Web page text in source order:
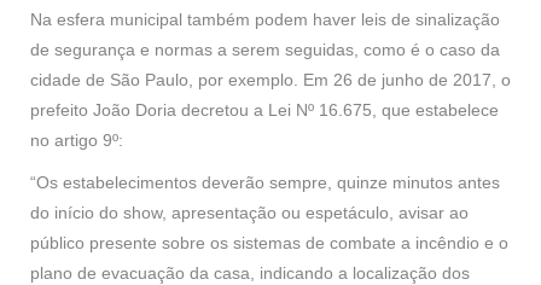
Na esfera municipal também podem haver leis de sinalização
de segurança e normas a serem seguidas, como é o caso da
cidade de São Paulo, por exemplo. Em 26 de junho de 2017, o
prefeito João Doria decretou a Lei Nº 16.675, que estabelece
no artigo 9º:
“Os estabelecimentos deverão sempre, quinze minutos antes
do início do show, apresentação ou espetáculo, avisar ao
público presente sobre os sistemas de combate a incêndio e o
plano de evacuação da casa, indicando a localização dos